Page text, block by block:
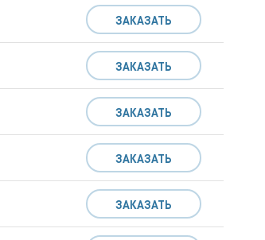
ЗАКАЗАТЬ
ЗАКАЗАТЬ
ЗАКАЗАТЬ
ЗАКАЗАТЬ
ЗАКАЗАТЬ